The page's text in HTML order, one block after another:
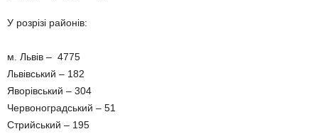
У розрізі районів:
м. Львів – 4775
Львівський – 182
Яворівський – 304
Червоноградський – 51
Стрийський – 195